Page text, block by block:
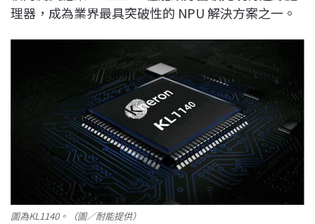
理器，成為業界最具突破性的 NPU 解決方案之一。
圖為KL1140。（圖／耐能提供）